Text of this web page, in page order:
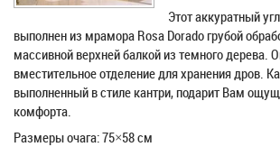
Этот аккуратный
выполнен из мрамора Rosa Dorado грубой
массивной верхней балкой из темного дерева.
вместительное отделение для хранения дров.
выполненный в стиле кантри, подарит Вам
комфорта.
Размеры очага: 75×58 см